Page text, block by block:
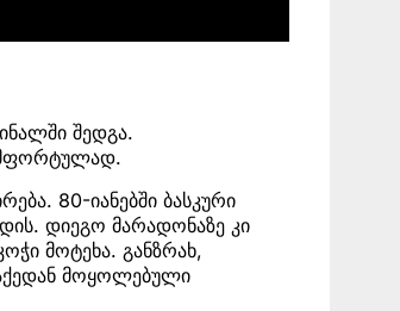
შედგა.
80-იანებში ბასკური
დიეგო მარადონაზე კი
მოტეხა. განზრახ,
მოყოლებული